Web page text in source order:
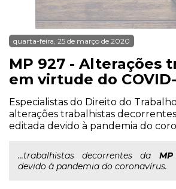
quarta-feira, 25 de março de 2020
MP 927 - Alterações
em virtude do COVID-
Especialistas do Direito do
alterações trabalhistas
editada devido à pandemia do
...trabalhistas decorrentes da MP
devido à pandemia do coronavírus.